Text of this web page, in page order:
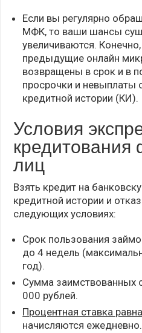
Если вы регулярно
МФК, то ваши шансы
увеличиваются.
предыдущие онлайн
возвращены в срок и в
просрочки и невыплаты
кредитной истории (КИ).
Условия
кредитования
лиц
Взять кредит на
кредитной истории и
следующих условиях:
Срок пользования
до 4 недель
год).
Сумма заимствованных
000 рублей.
Процентная ставка
начисляются ежедневно.